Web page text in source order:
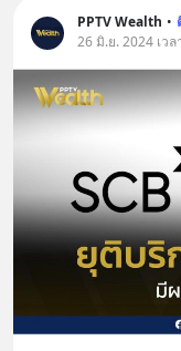
PPTV Wealth •
26 มิ.ย. 2024 เว